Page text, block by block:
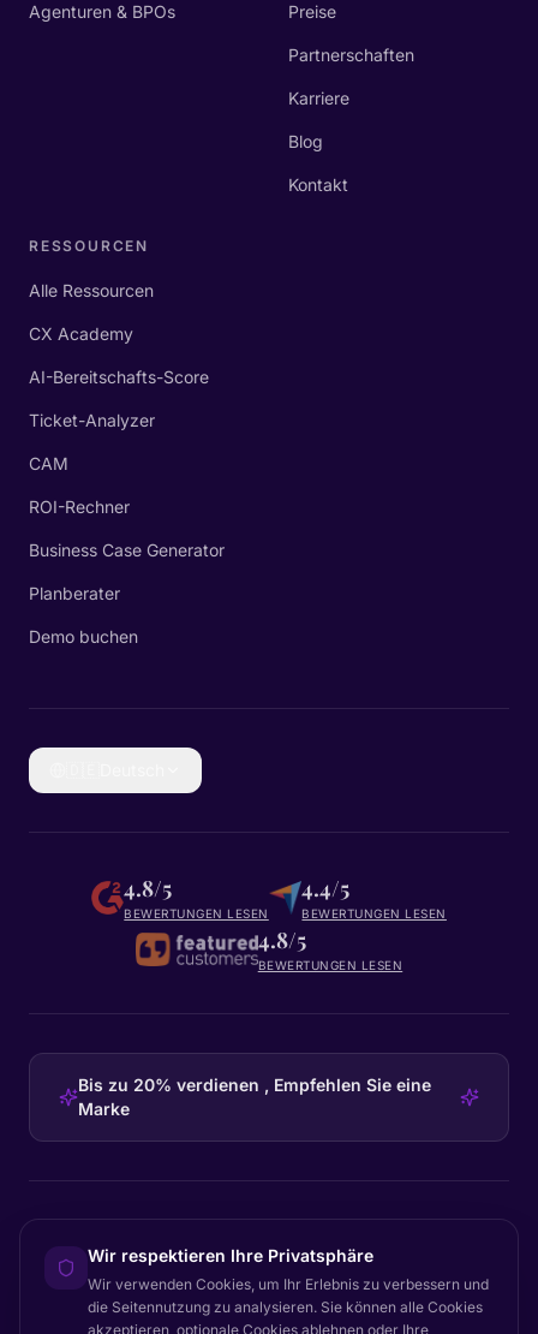
Agenturen & BPOs Preise
Partnerschaften
Karriere
Blog
Kontakt
RESSOURCEN
Alle Ressourcen
CX Academy
AI-Bereitschafts-Score
Ticket-Analyzer
CAM
ROI-Rechner
Business Case Generator
Planberater
Demo buchen
4.8/5
BEWERTUNGEN LESEN
4.4/5
BEWERTUNGEN LESEN
4.8/5
BEWERTUNGEN LESEN
Bis zu 20% verdienen , Empfehlen Sie eine
Marke
Certainly Group ApS
C/O GRROW, Pilestræde 52A · 1112 København K · Denmark
Wir respektieren Ihre Privatsphäre
Wir verwenden Cookies, um Ihr Erlebnis zu verbessern und
die Seitennutzung zu analysieren. Sie können alle Cookies
akzeptieren, optionale Cookies ablehnen oder Ihre